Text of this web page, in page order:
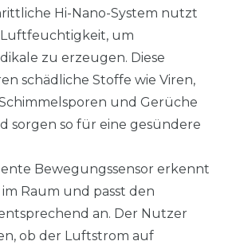
Hi-Nano-System nutzt
um
zu erzeugen. Diese
schädliche Stoffe wie Viren,
und Gerüche
sorgen so für eine gesündere
Bewegungssensor erkennt
Raum und passt den
an. Der Nutzer
ob der Luftstrom auf